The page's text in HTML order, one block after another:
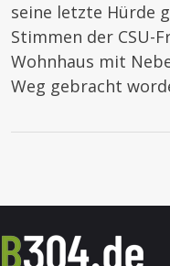
seine letzte Hürde
Stimmen der CSU-
Wohnhaus mit
Weg gebracht